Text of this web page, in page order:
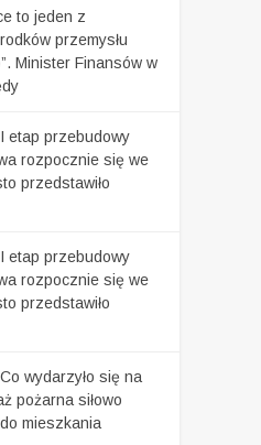
to jeden z
przemysłu
Minister Finansów w
I etap przebudowy
rozpocznie się we
przedstawiło
I etap przebudowy
rozpocznie się we
przedstawiło
Co wydarzyło się na
pożarna siłowo
mieszkania